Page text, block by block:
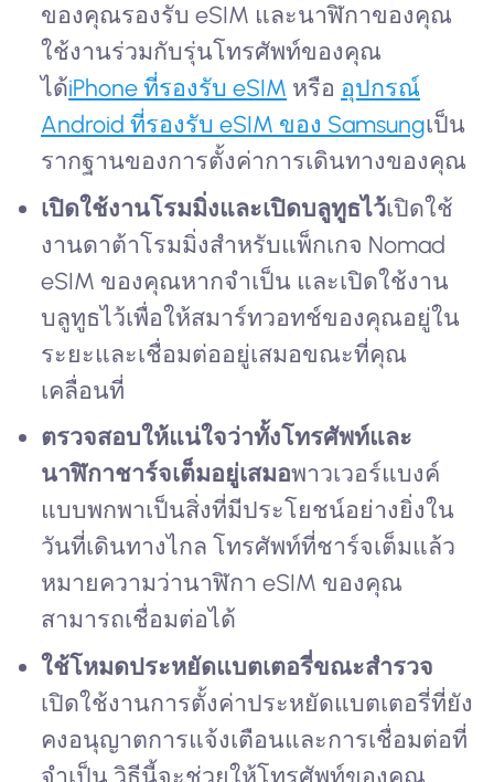
ของคุณรองรับ eSIM และนาฬิกาของคุณ
ใช้งานร่วมกับรุ่นโทรศัพท์ของคุณ
ได้iPhone ที่รองรับ eSIM หรือ อุปกรณ์
Android ที่รองรับ eSIM ของ Samsungเป็น
รากฐานของการตั้งค่าการเดินทางของคุณ
เปิดใช้งานโรมมิ่งและเปิดบลูทูธไว้เปิดใช้
งานดาต้าโรมมิ่งสำหรับแพ็กเกจ Nomad
eSIM ของคุณหากจำเป็น และเปิดใช้งาน
บลูทูธไว้เพื่อให้สมาร์ทวอทช์ของคุณอยู่ใน
ระยะและเชื่อมต่ออยู่เสมอขณะที่คุณ
เคลื่อนที่
ตรวจสอบให้แน่ใจว่าทั้งโทรศัพท์และ
นาฬิกาชาร์จเต็มอยู่เสมอพาวเวอร์แบงค์
แบบพกพาเป็นสิ่งที่มีประโยชน์อย่างยิ่งใน
วันที่เดินทางไกล โทรศัพท์ที่ชาร์จเต็มแล้ว
หมายความว่านาฬิกา eSIM ของคุณ
สามารถเชื่อมต่อได้
ใช้โหมดประหยัดแบตเตอรี่ขณะสำรวจ
เปิดใช้งานการตั้งค่าประหยัดแบตเตอรี่ที่ยัง
คงอนุญาตการแจ้งเตือนและการเชื่อมต่อที่
จำเป็น วิธีนี้จะช่วยให้โทรศัพท์ของคุณ